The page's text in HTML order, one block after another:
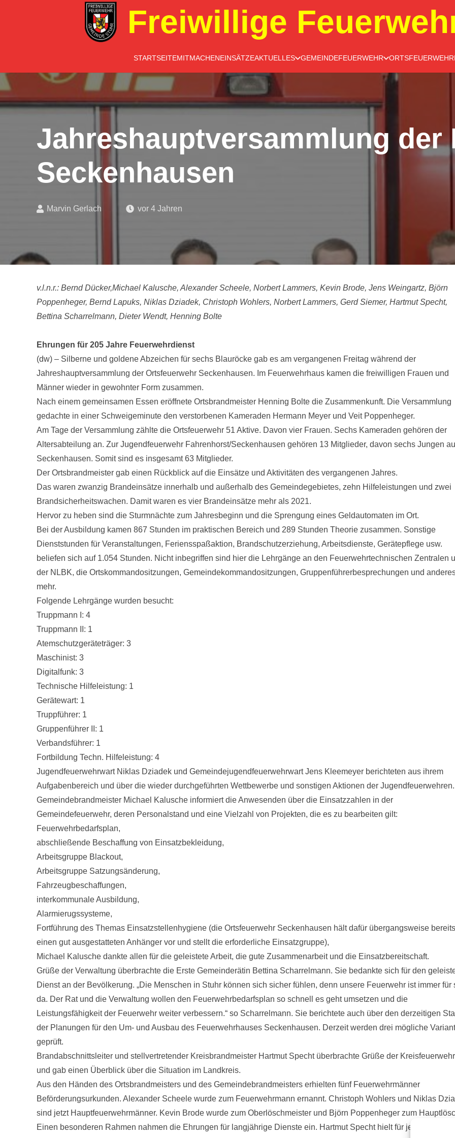
Freiwillige
STARTSEITEMITMACHENEINSÄTZEAKTUELLES GEMEINDEFEUERWEHR
Jahreshauptversammlung der
Seckenhausen
Marvin Gerlach vor 4 Jahren
v.l.n.r.: Bernd Dücker,Michael Kalusche, Alexander Scheele, Norbert Lammers, Kevin Brode, Jens Weingartz, Björn
Poppenheger, Bernd Lapuks, Niklas Dziadek, Christoph Wohlers, Norbert Lammers, Gerd Siemer, Hartmut Specht,
Bettina Scharrelmann, Dieter Wendt, Henning Bolte
Ehrungen für 205 Jahre Feuerwehrdienst
(dw) – Silberne und goldene Abzeichen für sechs Blauröcke gab es am vergangenen Freitag während der
Jahreshauptversammlung der Ortsfeuerwehr Seckenhausen. Im Feuerwehrhaus kamen die freiwilligen Frauen und
Männer wieder in gewohnter Form zusammen.
Nach einem gemeinsamen Essen eröffnete Ortsbrandmeister Henning Bolte die Zusammenkunft. Die Versammlung
gedachte in einer Schweigeminute den verstorbenen Kameraden Hermann Meyer und Veit Poppenheger.
Am Tage der Versammlung zählte die Ortsfeuerwehr 51 Aktive. Davon vier Frauen. Sechs Kameraden gehören der
Altersabteilung an. Zur Jugendfeuerwehr Fahrenhorst/Seckenhausen gehören 13 Mitglieder, davon sechs Jungen
Seckenhausen. Somit sind es insgesamt 63 Mitglieder.
Der Ortsbrandmeister gab einen Rückblick auf die Einsätze und Aktivitäten des vergangenen Jahres.
Das waren zwanzig Brandeinsätze innerhalb und außerhalb des Gemeindegebietes, zehn Hilfeleistungen und zwei
Brandsicherheitswachen. Damit waren es vier Brandeinsätze mehr als 2021.
Hervor zu heben sind die Sturmnächte zum Jahresbeginn und die Sprengung eines Geldautomaten im Ort.
Bei der Ausbildung kamen 867 Stunden im praktischen Bereich und 289 Stunden Theorie zusammen. Sonstige
Dienststunden für Veranstaltungen, Feriensspaßaktion, Brandschutzerziehung, Arbeitsdienste, Gerätepflege usw.
beliefen sich auf 1.054 Stunden. Nicht inbegriffen sind hier die Lehrgänge an den Feuerwehrtechnischen Zentralen
der NLBK, die Ortskommandositzungen, Gemeindekommandositzungen, Gruppenführerbesprechungen und
mehr.
Folgende Lehrgänge wurden besucht:
Truppmann I: 4
Truppmann II: 1
Atemschutzgeräteträger: 3
Maschinist: 3
Digitalfunk: 3
Technische Hilfeleistung: 1
Gerätewart: 1
Truppführer: 1
Gruppenführer II: 1
Verbandsführer: 1
Fortbildung Techn. Hilfeleistung: 4
Jugendfeuerwehrwart Niklas Dziadek und Gemeindejugendfeuerwehrwart Jens Kleemeyer berichteten aus ihrem
Aufgabenbereich und über die wieder durchgeführten Wettbewerbe und sonstigen Aktionen der Jugendfeuerwehren.
Gemeindebrandmeister Michael Kalusche informiert die Anwesenden über die Einsatzzahlen in der
Gemeindefeuerwehr, deren Personalstand und eine Vielzahl von Projekten, die es zu bearbeiten gilt:
Feuerwehrbedarfsplan,
abschließende Beschaffung von Einsatzbekleidung,
Arbeitsgruppe Blackout,
Arbeitsgruppe Satzungsänderung,
Fahrzeugbeschaffungen,
interkommunale Ausbildung,
Alarmierugssysteme,
Fortführung des Themas Einsatzstellenhygiene (die Ortsfeuerwehr Seckenhausen hält dafür übergangsweise bereits
einen gut ausgestatteten Anhänger vor und stellt die erforderliche Einsatzgruppe),
Michael Kalusche dankte allen für die geleistete Arbeit, die gute Zusammenarbeit und die Einsatzbereitschaft.
Grüße der Verwaltung überbrachte die Erste Gemeinderätin Bettina Scharrelmann. Sie bedankte sich für den
Dienst an der Bevölkerung. „Die Menschen in Stuhr können sich sicher fühlen, denn unsere Feuerwehr ist immer für
da. Der Rat und die Verwaltung wollen den Feuerwehrbedarfsplan so schnell es geht umsetzen und die
Leistungsfähigkeit der Feuerwehr weiter verbessern.“ so Scharrelmann. Sie berichtete auch über den derzeitigen
der Planungen für den Um- und Ausbau des Feuerwehrhauses Seckenhausen. Derzeit werden drei mögliche
geprüft.
Brandabschnittsleiter und stellvertretender Kreisbrandmeister Hartmut Specht überbrachte Grüße der Kreisfeuerwehr
und gab einen Überblick über die Situation im Landkreis.
Aus den Händen des Ortsbrandmeisters und des Gemeindebrandmeisters erhielten fünf Feuerwehrmänner
Beförderungsurkunden. Alexander Scheele wurde zum Feuerwehrmann ernannt. Christoph Wohlers und Niklas
sind jetzt Hauptfeuerwehrmänner. Kevin Brode wurde zum Oberlöschmeister und Björn Poppenheger zum
Einen besonderen Rahmen nahmen die Ehrungen für langjährige Dienste ein. Hartmut Specht hielt für jeden